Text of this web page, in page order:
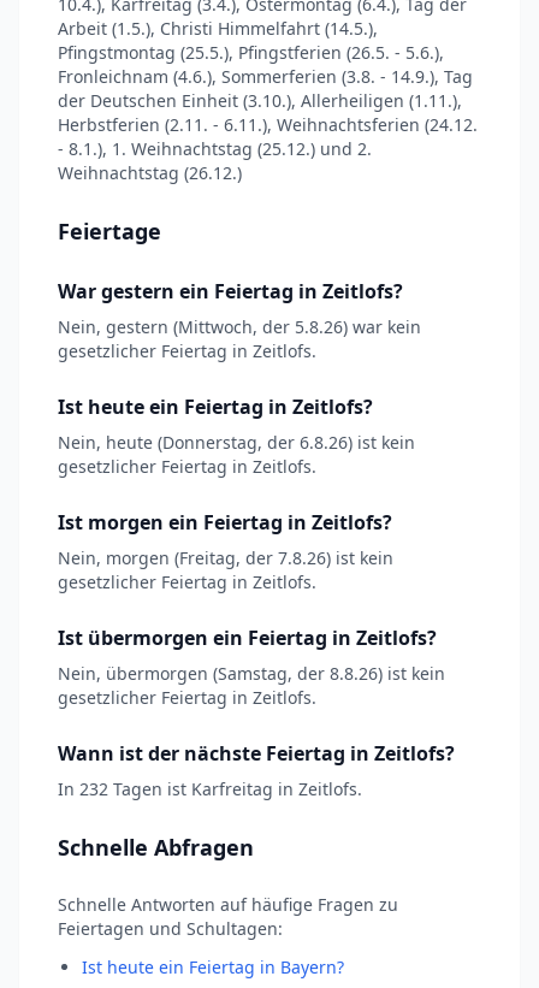
Arbeit (1.5.), Christi Himmelfahrt (14.5.),
Pfingstmontag (25.5.), Pfingstferien (26.5. - 5.6.),
Fronleichnam (4.6.), Sommerferien (3.8. - 14.9.), Tag
der Deutschen Einheit (3.10.), Allerheiligen (1.11.),
Herbstferien (2.11. - 6.11.), Weihnachtsferien (24.12.
- 8.1.), 1. Weihnachtstag (25.12.) und 2.
Weihnachtstag (26.12.)
Feiertage
War gestern ein Feiertag in Zeitlofs?
Nein, gestern (Mittwoch, der 5.8.26) war kein
gesetzlicher Feiertag in Zeitlofs.
Ist heute ein Feiertag in Zeitlofs?
Nein, heute (Donnerstag, der 6.8.26) ist kein
gesetzlicher Feiertag in Zeitlofs.
Ist morgen ein Feiertag in Zeitlofs?
Nein, morgen (Freitag, der 7.8.26) ist kein
gesetzlicher Feiertag in Zeitlofs.
Ist übermorgen ein Feiertag in Zeitlofs?
Nein, übermorgen (Samstag, der 8.8.26) ist kein
gesetzlicher Feiertag in Zeitlofs.
Wann ist der nächste Feiertag in Zeitlofs?
In 232 Tagen ist Karfreitag in Zeitlofs.
Schnelle Abfragen
Schnelle Antworten auf häufige Fragen zu
Feiertagen und Schultagen:
Ist heute ein Feiertag in Bayern?